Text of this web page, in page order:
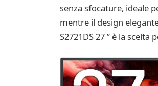
senza sfocature, ideale
mentre il design
S2721DS 27 ” è la